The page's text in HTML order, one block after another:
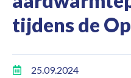
tijdens de
25.09.2024